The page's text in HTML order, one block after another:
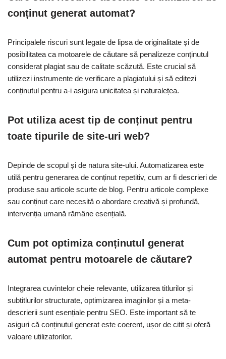
conținut generat automat?
Principalele riscuri sunt legate de lipsa de originalitate și de
posibilitatea ca motoarele de căutare să penalizeze conținutul
considerat plagiat sau de calitate scăzută. Este crucial să
utilizezi instrumente de verificare a plagiatului și să editezi
conținutul pentru a-i asigura unicitatea și naturalețea.
Pot utiliza acest tip de conținut pentru
toate tipurile de site-uri web?
Depinde de scopul și de natura site-ului. Automatizarea este
utilă pentru generarea de conținut repetitiv, cum ar fi descrieri de
produse sau articole scurte de blog. Pentru articole complexe
sau conținut care necesită o abordare creativă și profundă,
intervenția umană rămâne esențială.
Cum pot optimiza conținutul generat
automat pentru motoarele de căutare?
Integrarea cuvintelor cheie relevante, utilizarea titlurilor și
subtitlurilor structurate, optimizarea imaginilor și a meta-
descrierii sunt esențiale pentru SEO. Este important să te
asiguri că conținutul generat este coerent, ușor de citit și oferă
valoare utilizatorilor.